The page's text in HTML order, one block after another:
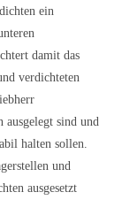
ein
damit das
verdichteten
ausgelegt sind und
halten sollen.
und
ausgesetzt